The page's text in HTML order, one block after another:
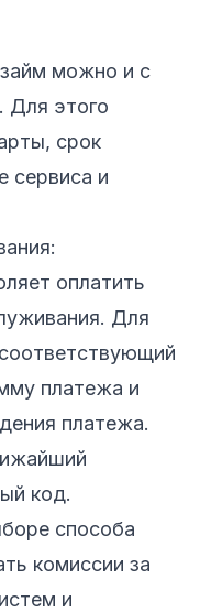
можно и с
Для этого
срок
сервиса и
оплатить
Для
платежа и
платежа.
код.
способа
комиссии за
и